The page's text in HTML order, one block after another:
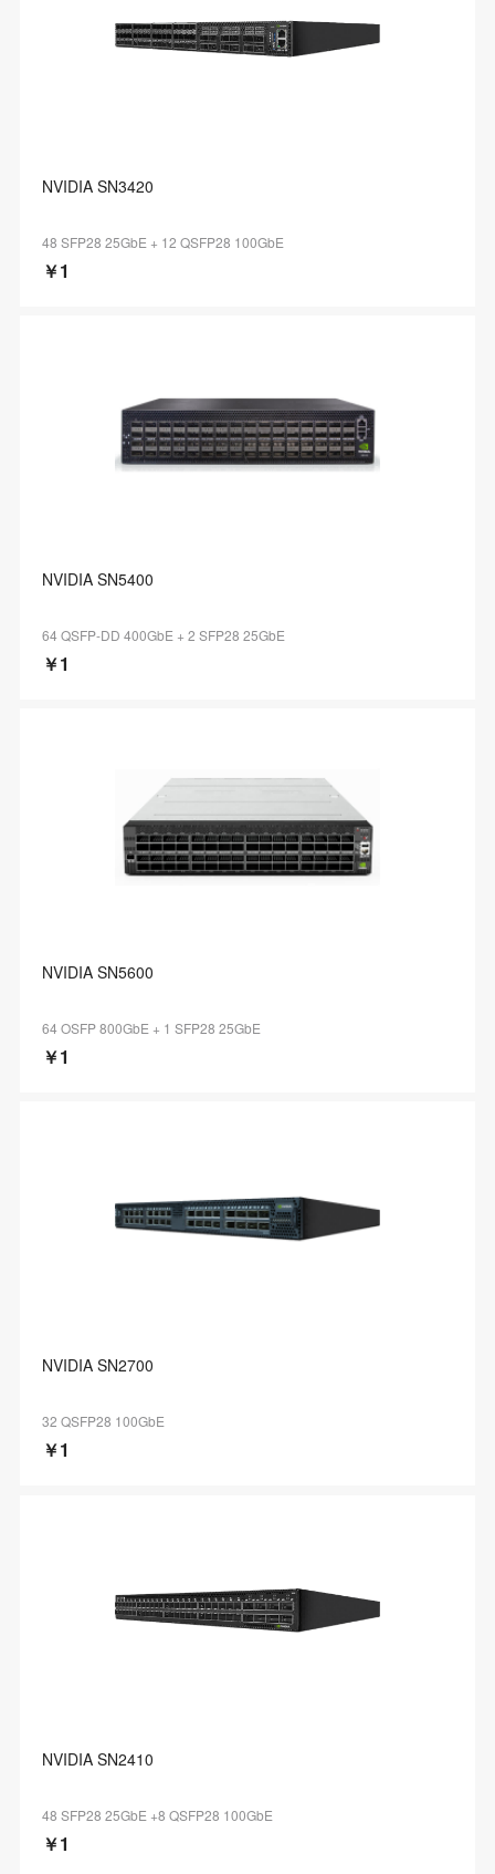
NVIDIA SN3420
48 SFP28 25GbE + 12 QSFP28 100GbE
￥1
NVIDIA SN5400
64 QSFP-DD 400GbE + 2 SFP28 25GbE
￥1
NVIDIA SN5600
64 OSFP 800GbE + 1 SFP28 25GbE
￥1
NVIDIA SN2700
32 QSFP28 100GbE
￥1
NVIDIA SN2410
48 SFP28 25GbE +8 QSFP28 100GbE
￥1